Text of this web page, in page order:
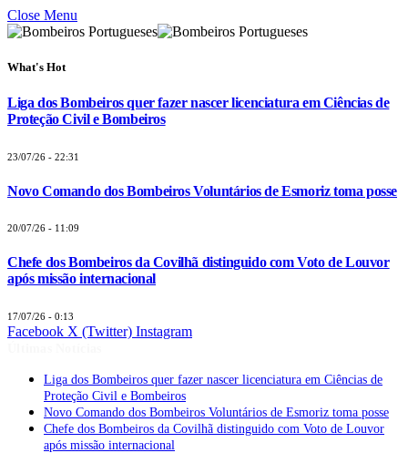
Close Menu
What's Hot
Liga dos Bombeiros quer fazer nascer licenciatura em Ciências de
Proteção Civil e Bombeiros
23/07/26 - 22:31
Novo Comando dos Bombeiros Voluntários de Esmoriz toma posse
20/07/26 - 11:09
Chefe dos Bombeiros da Covilhã distinguido com Voto de Louvor
após missão internacional
17/07/26 - 0:13
Facebook X (Twitter) Instagram
Liga dos Bombeiros quer fazer nascer licenciatura em Ciências de
Proteção Civil e Bombeiros
Novo Comando dos Bombeiros Voluntários de Esmoriz toma posse
Chefe dos Bombeiros da Covilhã distinguido com Voto de Louvor
após missão internacional